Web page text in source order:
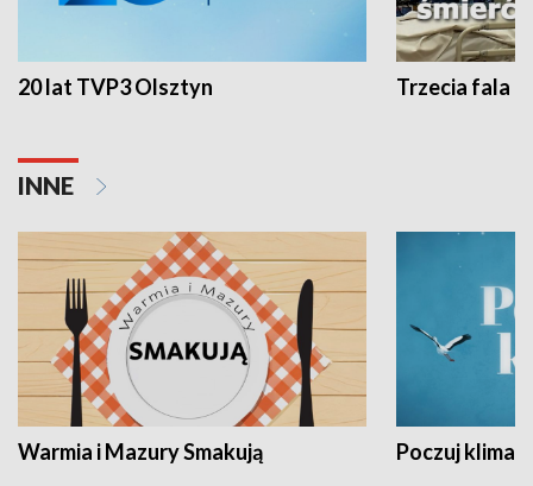
20 lat TVP3 Olsztyn Trzecia fala -
INNE
Warmia i Mazury Smakują Poczuj klimat